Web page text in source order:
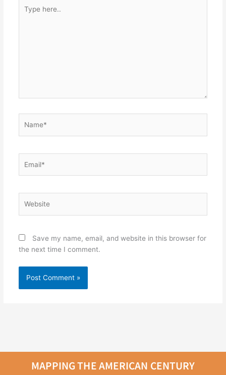
here..
Save my name, email, and website in this browser for
the next time I comment.
MAPPING THE AMERICAN CENTURY